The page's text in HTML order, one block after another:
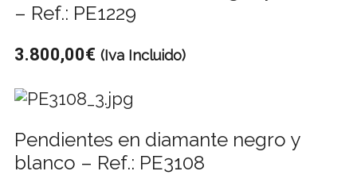
– Ref.: PE1229
3.800,00€ (Iva Incluido)
Pendientes en diamante negro y
blanco – Ref.: PE3108